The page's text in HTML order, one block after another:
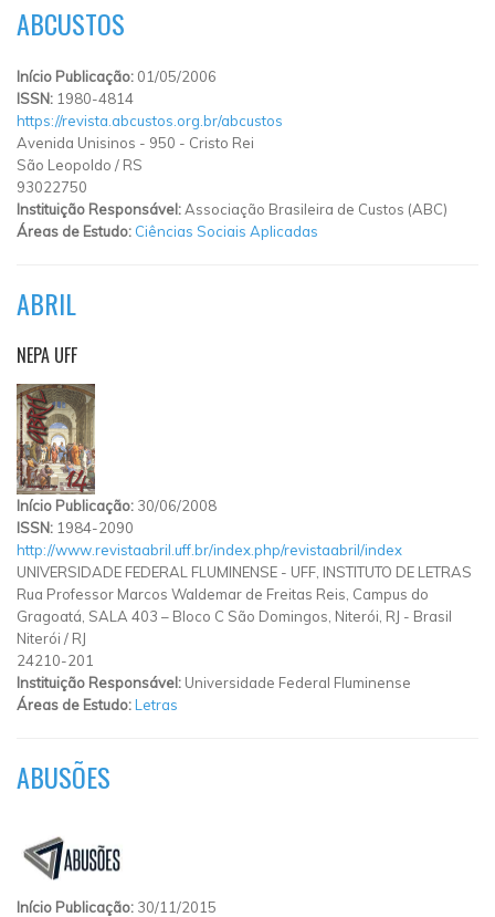
ABCUSTOS
Início Publicação: 01/05/2006
ISSN: 1980-4814
https://revista.abcustos.org.br/abcustos
Avenida Unisinos - 950 - Cristo Rei
São Leopoldo / RS
93022750
Instituição Responsável:Associação Brasileira de Custos (ABC)
Áreas de Estudo: Ciências Sociais Aplicadas
ABRIL
NEPA UFF
Início Publicação: 30/06/2008
ISSN: 1984-2090
http://www.revistaabril.uff.br/index.php/revistaabril/index
UNIVERSIDADE FEDERAL FLUMINENSE - UFF, INSTITUTO DE LETRAS
Rua Professor Marcos Waldemar de Freitas Reis, Campus do
Gragoatá, SALA 403 – Bloco C São Domingos, Niterói, RJ - Brasil
Niterói / RJ
24210-201
Instituição Responsável: Universidade Federal Fluminense
Áreas de Estudo:Letras
ABUSÕES
Início Publicação: 30/11/2015